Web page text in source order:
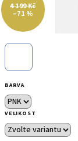
BARVA
VELIKOST
4 199 Kč
–71 %